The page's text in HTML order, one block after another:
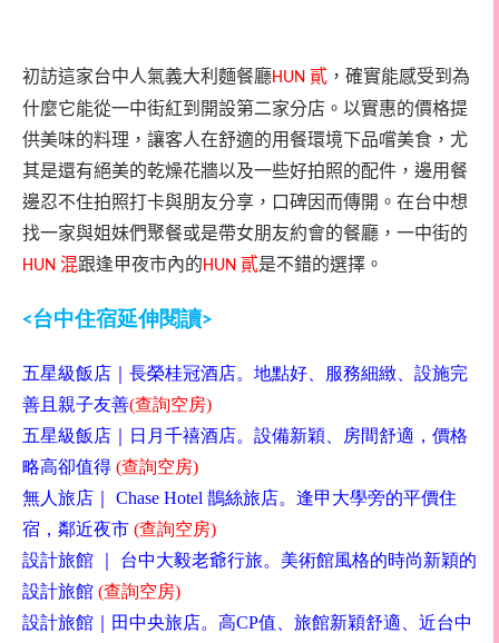
初訪這家台中人氣義大利麵餐廳HUN 貳 ，確實能感受到為
什麼它能從一中街紅到開設第二家分店。以實惠的價格提
供美味的料理，讓客人在舒適的用餐環境下品嚐美食，尤
其是還有絕美的乾燥花牆以及一些好拍照的配件，邊用餐
邊忍不住拍照打卡與朋友分享，口碑因而傳開。在台中想
找一家與姐妹們聚餐或是帶女朋友約會的餐廳，一中街的
HUN 混跟逢甲夜市內的HUN 貳是不錯的選擇。
<台中住宿延伸閱讀>
五星級飯店｜長榮桂冠酒店。地點好、服務細緻、設施完
善且親子友善(查詢空房)
五星級飯店｜日月千禧酒店。設備新穎、房間舒適，價格
略高卻值得 (查詢空房)
無人旅店｜
Chase Hotel 鵲絲旅店。逢甲大學旁的平價住
宿，鄰近夜市 (查詢空房)
設計旅館 台中大毅老爺行旅。美術館風格的時尚新穎的
設計旅館 (查詢空房)
設計旅館
田中央旅店。高CP值、 旅館新穎舒適 、近台中